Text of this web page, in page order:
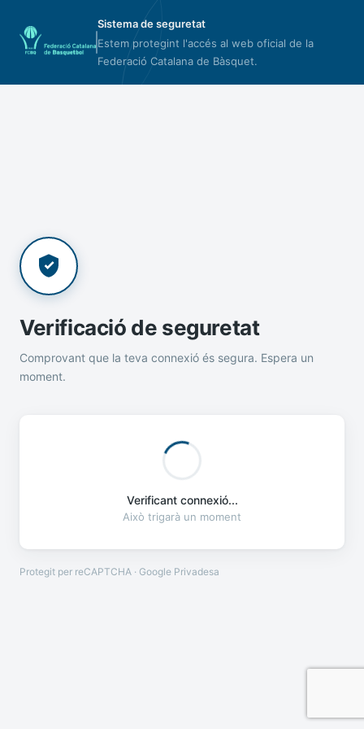
Sistema de seguretat
Estem protegint l'accés al web oficial de la
Federació Catalana de Bàsquet.
Verificació de seguretat
Comprovant que la teva connexió és segura. Espera un
moment.
Verificant connexió...
Això trigarà un moment
Protegit per reCAPTCHA · Google Privadesa